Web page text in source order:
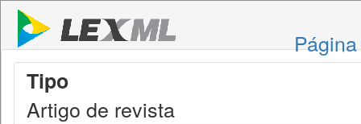
Tipo
Artigo de revista